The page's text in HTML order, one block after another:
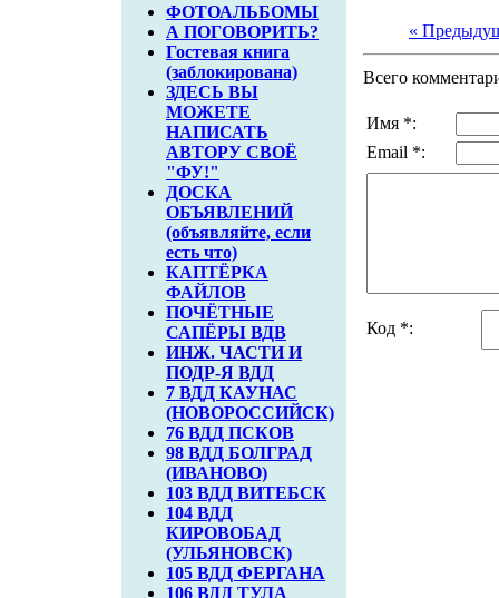
ФОТОАЛЬБОМЫ
А ПОГОВОРИТЬ?
Гостевая книга
(заблокирована)
ЗДЕСЬ ВЫ
МОЖЕТЕ
НАПИСАТЬ
АВТОРУ СВОЁ
"ФУ!"
ДОСКА
ОБЪЯВЛЕНИЙ
(объявляйте, если
есть что)
КАПТЁРКА
ФАЙЛОВ
ПОЧЁТНЫЕ
САПЁРЫ ВДВ
ИНЖ. ЧАСТИ И
ПОДР-Я ВДД
7 ВДД КАУНАС
(НОВОРОССИЙСК)
76 ВДД ПСКОВ
98 ВДД БОЛГРАД
(ИВАНОВО)
103 ВДД ВИТЕБСК
104 ВДД
КИРОВОБАД
(УЛЬЯНОВСК)
105 ВДД ФЕРГАНА
106 ВДД ТУЛА
«
Всего
Имя *:
Email *:
Код *: